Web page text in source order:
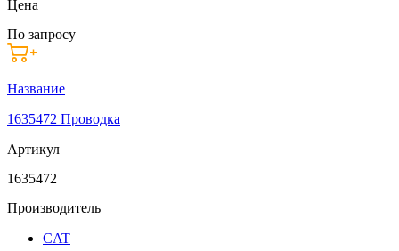
Цена
По запросу
Название
1635472 Проводка
Артикул
1635472
Производитель
CAT